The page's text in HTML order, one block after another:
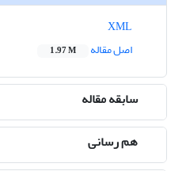
اصل مقاله
1.97 M
سابقه مقاله
هم رسانی